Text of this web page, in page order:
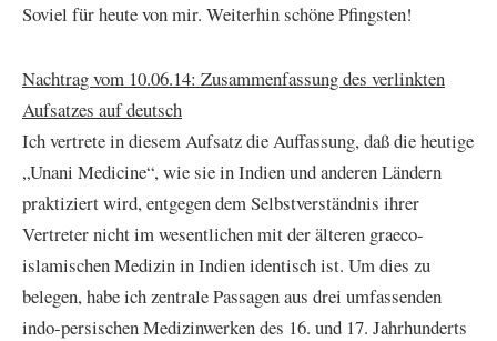
Soviel für heute von mir. Weiterhin schöne Pfingsten!
Nachtrag vom 10.06.14: Zusammenfassung des verlinkten
Aufsatzes auf deutsch
Ich vertrete in diesem Aufsatz die Auffassung, daß die heutige
„Unani Medicine“, wie sie in Indien und anderen Ländern
praktiziert wird, entgegen dem Selbstverständnis ihrer
Vertreter nicht im wesentlichen mit der älteren graeco-
islamischen Medizin in Indien identisch ist. Um dies zu
belegen, habe ich zentrale Passagen aus drei umfassenden
indo-persischen Medizinwerken des 16. und 17. Jahrhunderts